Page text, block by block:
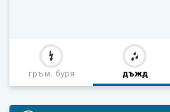
гръм. буря дъжд